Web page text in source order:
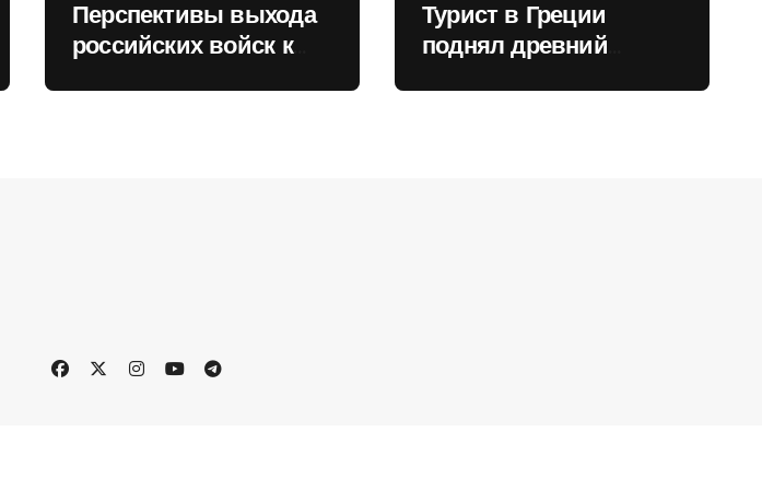
Перспективы выхода
российских войск к
Турист в Греции
поднял древний